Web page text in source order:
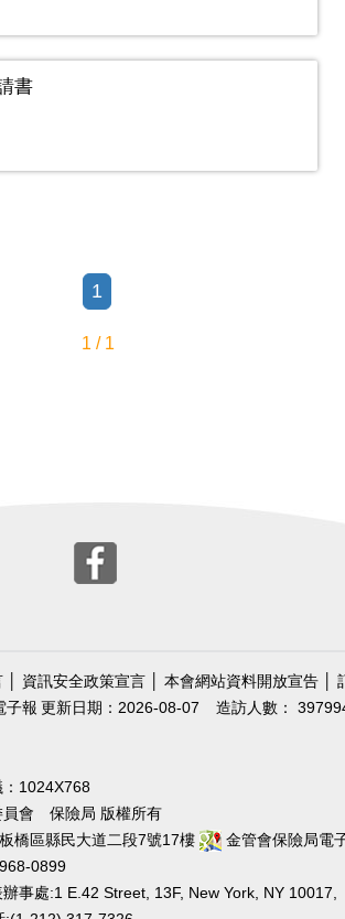
書
1
1 / 1
資訊安全政策宣言 本會網站資料開放宣告
子報 造訪人數：
更新日期：2026-08-07
1024X768
員會 保險局 版權所有
橋區縣民大道二段7號17樓
金管會保險局電
0899
事處:1 E.42 Street, 13F, New York, NY 10017,